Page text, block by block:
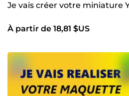
Je vais créer votre miniature
À partir de 18,81 $US